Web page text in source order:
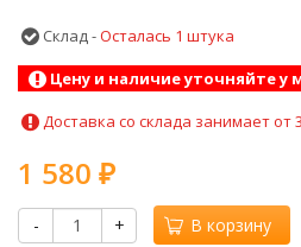
Склад -Осталась 1 штука
Цену и наличие уточняйте
Доставка со склада занимает от
1 580 ₽
- + В корзину